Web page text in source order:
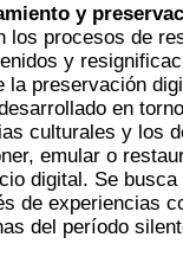
y
los procesos de
y
la preservación
en
culturales y los
emular o
digital. Se
de experiencias
del período